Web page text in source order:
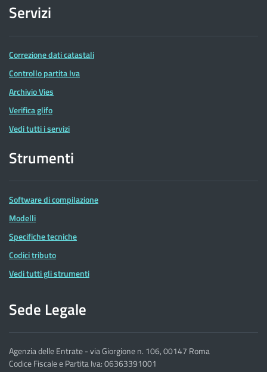
Servizi
Correzione dati catastali
Controllo partita Iva
Archivio Vies
Verifica glifo
Vedi tutti i servizi
Strumenti
Software di compilazione
Modelli
Specifiche tecniche
Codici tributo
Vedi tutti gli strumenti
Sede Legale
Agenzia delle Entrate - via Giorgione n. 106, 00147 Roma
Codice Fiscale e Partita Iva: 06363391001